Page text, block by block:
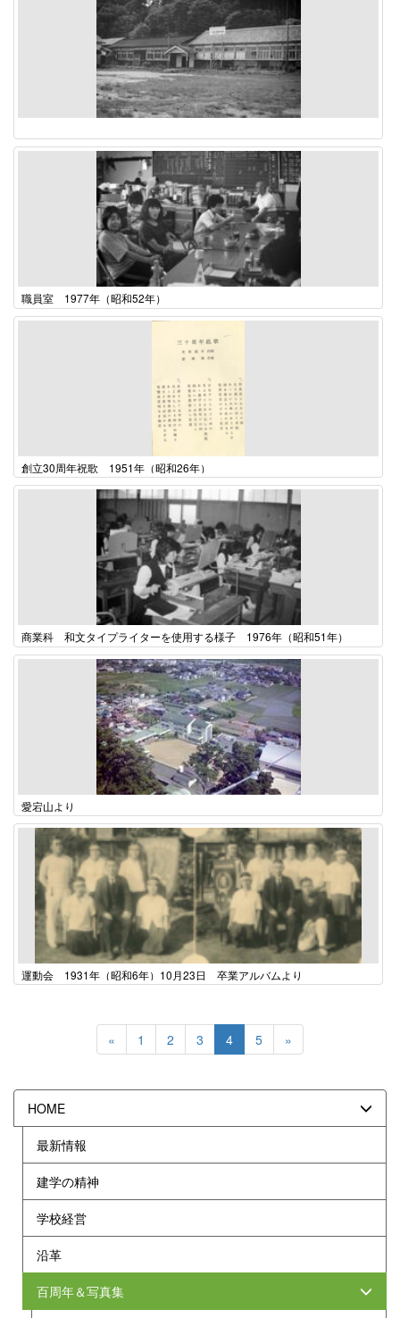
職員室 1977年（昭和52年）
創立30周年祝歌 1951年（昭和26年）
商業科 和文タイプライターを使用する様子 1976年（昭和51年）
愛宕山より
運動会 1931年（昭和6年）10月23日 卒業アルバムより
« 1 2 3 4 5 »
HOME
最新情報
建学の精神
学校経営
沿革
百周年＆写真集